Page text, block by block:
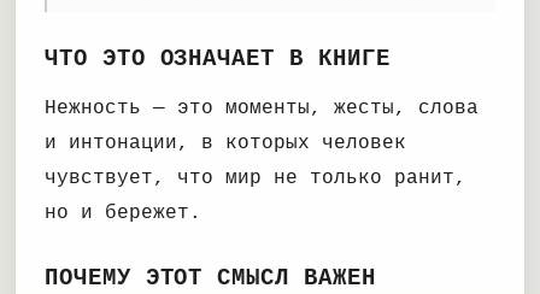
ЧТО ЭТО ОЗНАЧАЕТ В КНИГЕ
Нежность — это моменты, жесты, слова
и интонации, в которых человек
чувствует, что мир не только ранит,
но и бережет.
ПОЧЕМУ ЭТОТ СМЫСЛ ВАЖЕН